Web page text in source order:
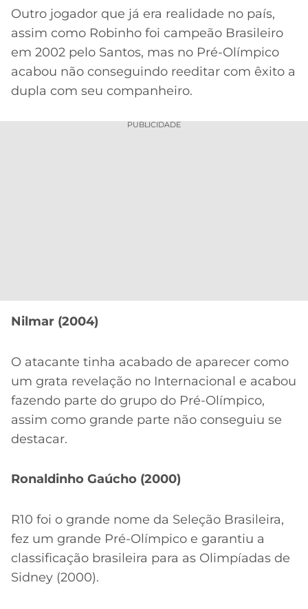
Outro jogador que já era realidade no país,
assim como Robinho foi campeão Brasileiro
em 2002 pelo Santos, mas no Pré-Olímpico
acabou não conseguindo reeditar com êxito a
dupla com seu companheiro.
PUBLICIDADE
Nilmar (2004)
O atacante tinha acabado de aparecer como
um grata revelação no Internacional e acabou
fazendo parte do grupo do Pré-Olímpico,
assim como grande parte não conseguiu se
destacar.
Ronaldinho Gaúcho (2000)
R10 foi o grande nome da Seleção Brasileira,
fez um grande Pré-Olímpico e garantiu a
classificação brasileira para as Olimpíadas de
Sidney (2000).